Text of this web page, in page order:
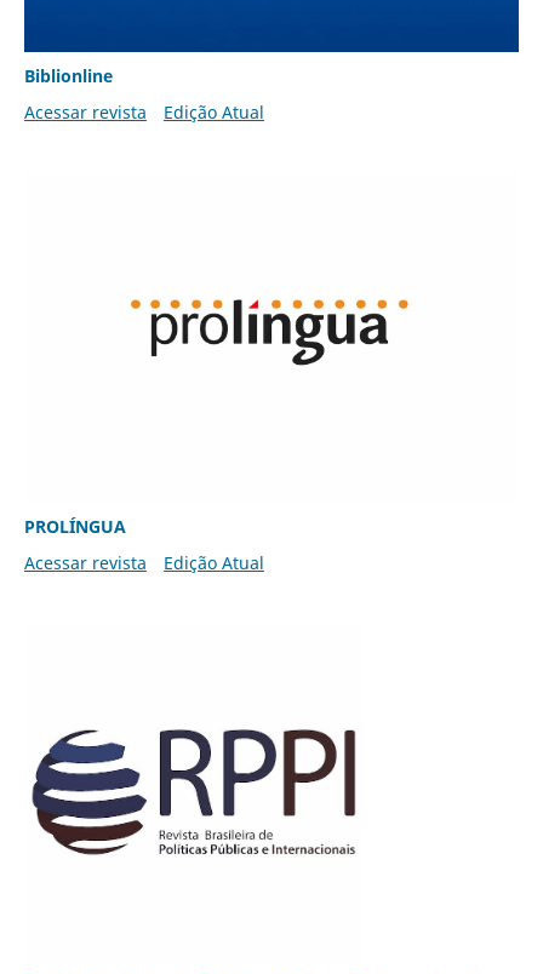
Biblionline
Acessar revista
Edição Atual
PROLÍNGUA
Acessar revista
Edição Atual